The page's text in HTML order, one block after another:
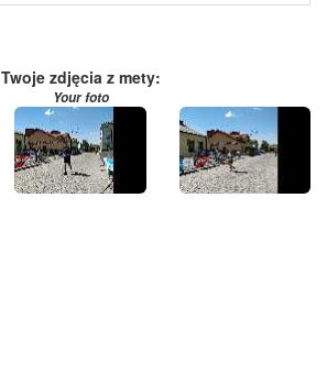
Twoje zdjęcia z mety:
Your foto